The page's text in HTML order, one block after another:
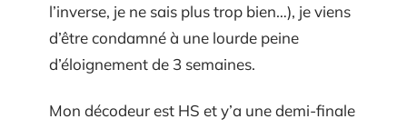
l’inverse, je ne sais plus trop bien…), je viens
d’être condamné à une lourde peine
d’éloignement de 3 semaines.
Mon décodeur est HS et y’a une demi-finale